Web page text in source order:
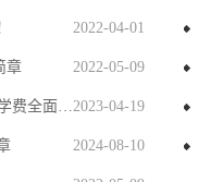
2022-04-01
2022-05-09
章
2023-04-19
面上调
2024-08-10